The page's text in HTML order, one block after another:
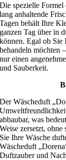
Die spezielle Formel
lang anhaltende
Tagen behält Ihre
ganzen Tag über in
können. Egal ob Sie
behandeln möchten
nur einen
und Sauberkeit.
Der Wäscheduft
abbaubar, was
Weise zersetzt,
Sie Ihre Wäsche
Wäscheduft
Duftzauber und